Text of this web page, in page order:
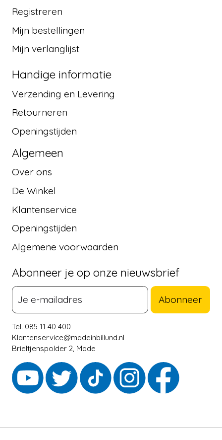
Registreren
Mijn bestellingen
Mijn verlanglijst
Handige informatie
Verzending en Levering
Retourneren
Openingstijden
Algemeen
Over ons
De Winkel
Klantenservice
Openingstijden
Algemene voorwaarden
Abonneer je op onze nieuwsbrief
Abonneer
Tel. 085 11 40 400
Klantenservice@madeinbillund.nl
Brieltjenspolder 2, Made